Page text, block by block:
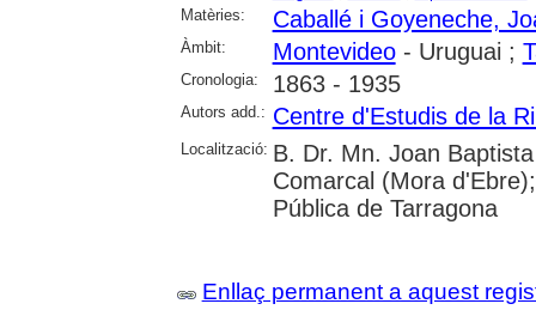
Matèries:
Caballé i Goyeneche,
Àmbit: Montevideo- Uruguai ;
Cronologia: 1863 - 1935
Autors add.: Centre d'Estudis de la
Localització: B. Dr. Mn. Joan
Comarcal (Mora
Pública de Tarragona
Enllaç permanent a aquest